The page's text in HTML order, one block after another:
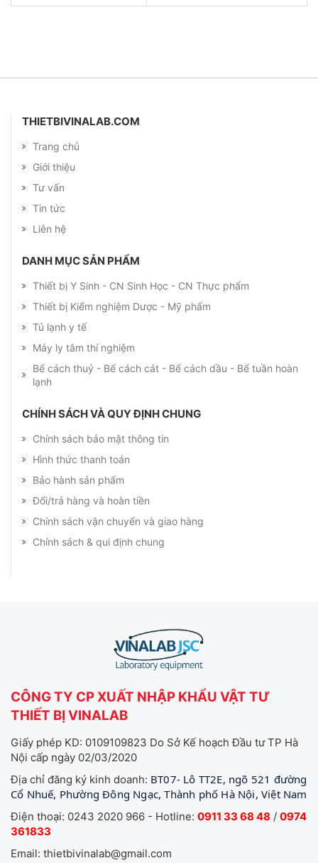
THIETBIVINALAB.COM
Trang chủ
Giới thiệu
Tư vấn
Tin tức
Liên hệ
DANH MỤC SẢN PHẨM
Thiết bị Y Sinh - CN Sinh Học - CN Thực phẩm
Thiết bị Kiểm nghiệm Dược - Mỹ phẩm
Tủ lạnh y tế
Máy ly tâm thí nghiệm
Bể cách thuỷ - Bể cách cát - Bể cách dầu - Bể tuần hoàn
lạnh
CHÍNH SÁCH VÀ QUY ĐỊNH CHUNG
Chính sách bảo mật thông tin
Hình thức thanh toán
Bảo hành sản phẩm
Đổi/trả hàng và hoàn tiền
Chính sách vận chuyển và giao hàng
Chính sách & qui định chung
CÔNG TY CP XUẤT NHẬP KHẨU VẬT TƯ
THIẾT BỊ VINALAB
Giấy phép KD: 0109109823 Do Sở Kế hoạch Đầu tư TP Hà
Nội cấp ngày 02/03/2020
Địa chỉ đăng ký kinh doanh: BT07- Lô TT2E, ngõ 521 đường
Cổ Nhuế, Phường Đông Ngạc, Thành phố Hà Nội, Việt Nam
Điện thoại: 0243 2020 966 - Hotline: 0911 33 68 48 / 0974
361833
Email: thietbivinalab@gmail.com